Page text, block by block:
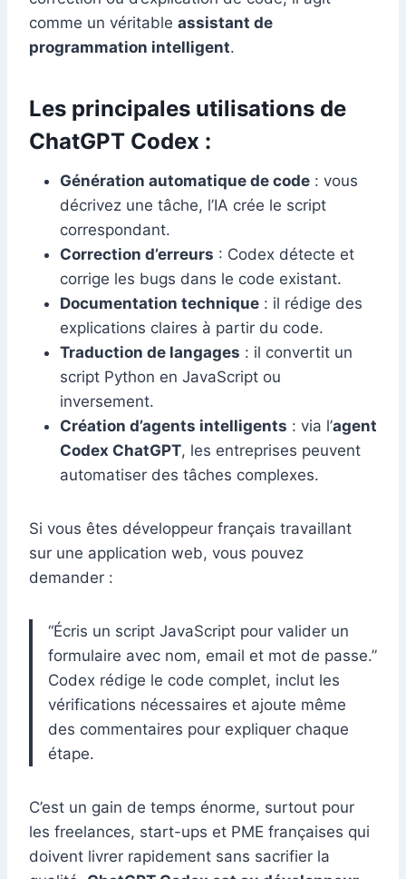
comme un véritable assistant de
programmation intelligent.
Les principales utilisations de
ChatGPT Codex :
Génération automatique de code : vous
décrivez une tâche, l’IA crée le script
correspondant.
Correction d’erreurs : Codex détecte et
corrige les bugs dans le code existant.
Documentation technique : il rédige des
explications claires à partir du code.
Traduction de langages : il convertit un
script Python en JavaScript ou
inversement.
Création d’agents intelligents : via l’agent
Codex ChatGPT, les entreprises peuvent
automatiser des tâches complexes.
Si vous êtes développeur français travaillant
sur une application web, vous pouvez
demander :
“Écris un script JavaScript pour valider un
formulaire avec nom, email et mot de passe.”
Codex rédige le code complet, inclut les
vérifications nécessaires et ajoute même
des commentaires pour expliquer chaque
étape.
C’est un gain de temps énorme, surtout pour
les freelances, start-ups et PME françaises qui
doivent livrer rapidement sans sacrifier la